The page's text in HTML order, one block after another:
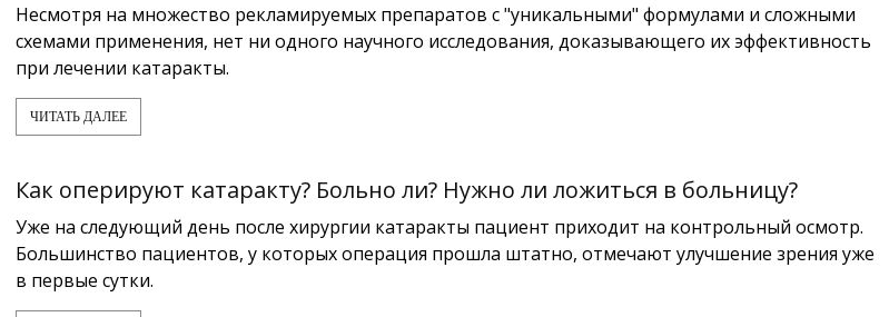
Несмотря на множество рекламируемых препаратов с "уникальными" формулами и сложными
схемами применения, нет ни одного научного исследования, доказывающего их эффективность
при лечении катаракты.
ЧИТАТЬ ДАЛЕЕ
Как оперируют катаракту? Больно ли? Нужно ли ложиться в больницу?
Уже на следующий день после хирургии катаракты пациент приходит на контрольный осмотр.
Большинство пациентов, у которых операция прошла штатно, отмечают улучшение зрения уже
в первые сутки.